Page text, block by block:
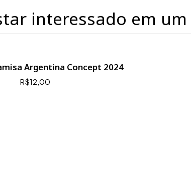
interessado em
Argentina Concept 2024
R$12,00